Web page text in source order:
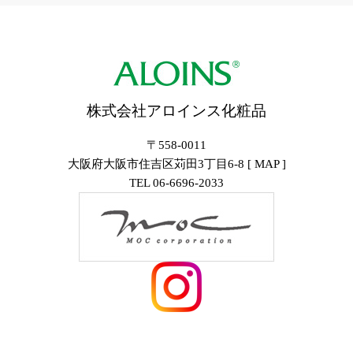
株式会社アロインス化粧品
〒558-0011
大阪府大阪市住吉区苅田3丁目6-8 [ MAP]
TEL06-6696-2033